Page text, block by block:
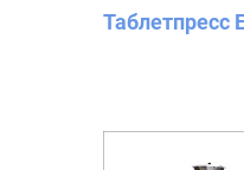
Таблетпресс